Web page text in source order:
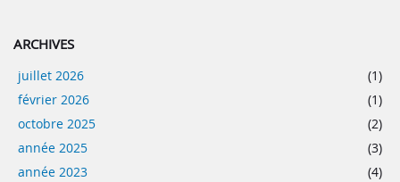
ARCHIVES
juillet 2026
(1)
février 2026
(1)
octobre 2025
(2)
année 2025
(3)
année 2023
(4)